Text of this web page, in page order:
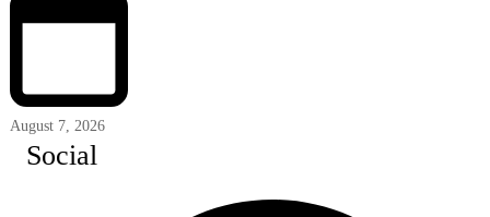
August 7, 2026
Social